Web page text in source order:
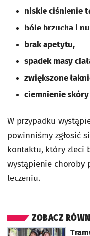
niskie ciśnienie
bóle brzucha i
brak apetytu,
spadek masy
zwiększone
ciemnienie
W przypadku
powinniśmy zgłosić
kontaktu, który zleci
wystąpienie choroby
leczeniu.
ZOBACZ
otworzy się w nowej karcie